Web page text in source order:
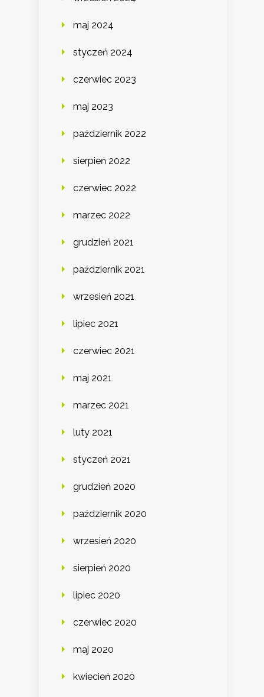
maj 2024
styczeń 2024
czerwiec 2023
maj 2023
październik 2022
sierpień 2022
czerwiec 2022
marzec 2022
grudzień 2021
październik 2021
wrzesień 2021
lipiec 2021
czerwiec 2021
maj 2021
marzec 2021
luty 2021
styczeń 2021
grudzień 2020
październik 2020
wrzesień 2020
sierpień 2020
lipiec 2020
czerwiec 2020
maj 2020
kwiecień 2020